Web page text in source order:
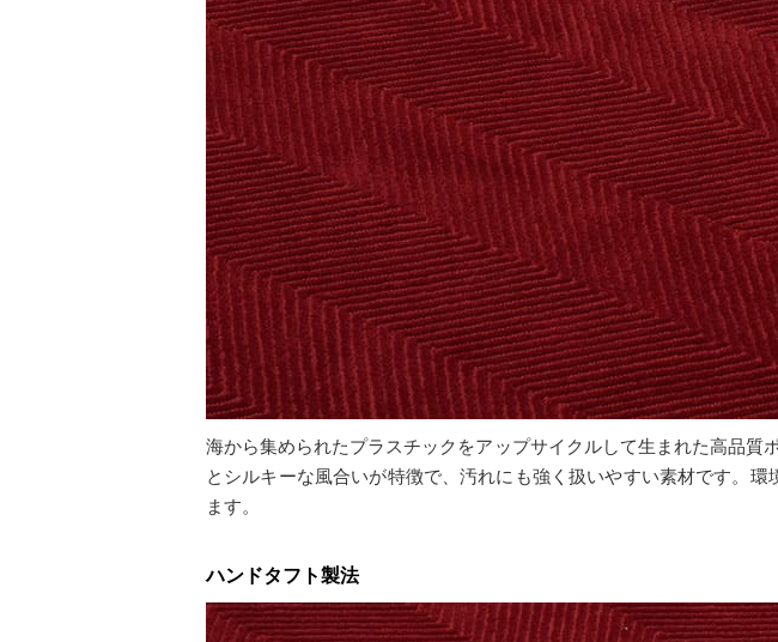
海から集められたプラスチックをアップサイクルして生まれた高品
とシルキーな風合いが特徴で、汚れにも強く扱いやすい素材です。
ます。
ハンドタフト製法